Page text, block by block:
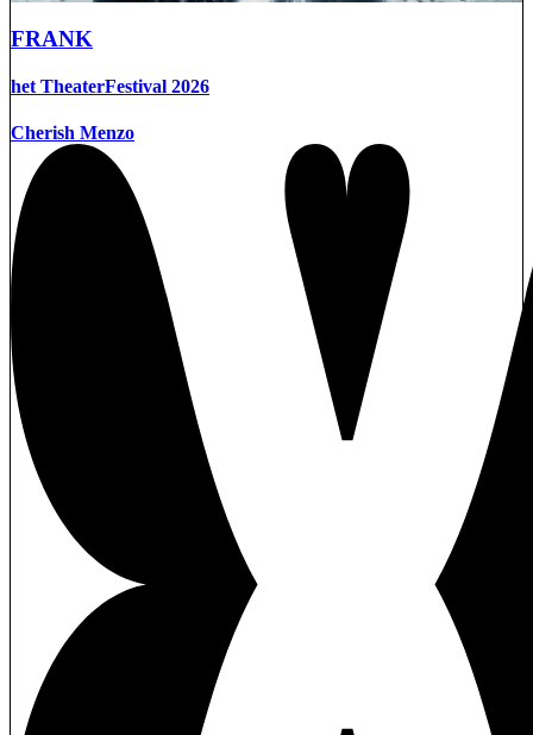
FRANK
het TheaterFestival 2026
Cherish Menzo